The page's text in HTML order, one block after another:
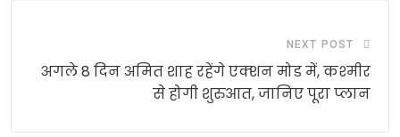
NEXT POST
अगले 8 दिन अमित शाह रहेंगे एक्‍शन मोड में, कश्‍मीर
से होगी शुरुआत, जानिए पूरा प्‍लान